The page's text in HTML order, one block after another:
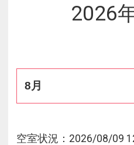
2026
8月
空室状況：2026/08/09